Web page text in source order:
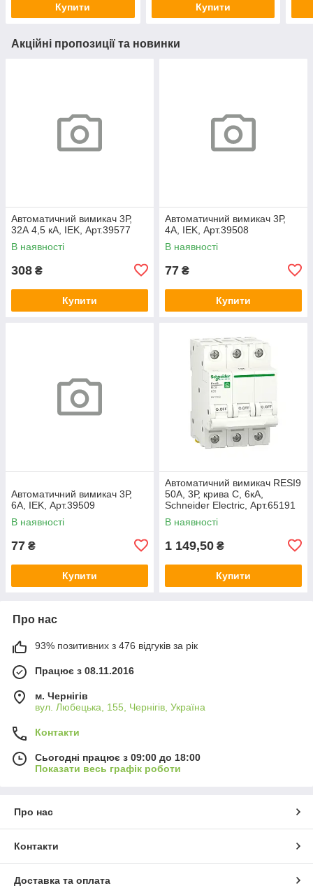
Купити Купити
Акційні пропозиції та новинки
Автоматичний вимикач 3Р,
32А 4,5 кА, IEK, Арт.39577
В наявності
308 ₴
Купити
Автоматичний вимикач 3Р,
4А, IEK, Арт.39508
В наявності
77 ₴
Купити
Автоматичний вимикач 3Р,
6А, IEK, Арт.39509
В наявності
77 ₴
Купити
Автоматичний вимикач RESI9
50А, 3Р, крива С, 6кА,
Schneider Electric, Арт.65191
В наявності
1 149,50 ₴
Купити
Про нас
93% позитивних з 476 відгуків за рік
Працює з 08.11.2016
м. Чернігів
вул. Любецька, 155, Чернігів, Україна
Контакти
Сьогодні працює з 09:00 до 18:00
Показати весь графік роботи
Про нас
Контакти
Доставка та оплата